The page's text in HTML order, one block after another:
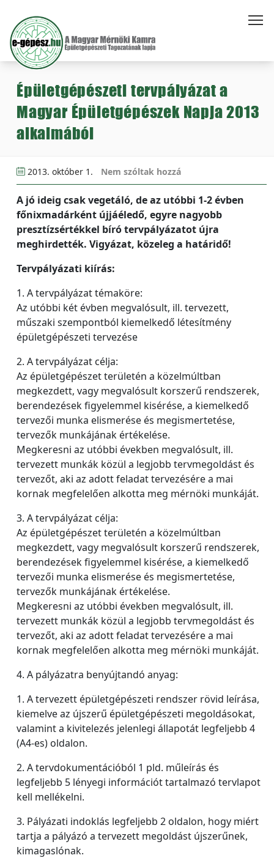
Épületgépészeti tervpályázat a
Magyar Épületgépészek Napja 2013
alkalmából
2013. október 1. Nem szóltak hozzá
A jó ideig csak vegetáló, de az utóbbi 1-2 évben
főnixmadárként újjáéledő, egyre nagyobb
presztízsértékkel bíró tervpályázatot újra
meghirdették. Vigyázat, közeleg a határidő!
Tervpályázati kiírás:
1. A tervpályázat témaköre:
Az utóbbi két évben megvalósult, ill. tervezett,
műszaki szempontból kiemelkedő létesítmény
épületgépészeti tervezése
2. A tervpályázat célja:
Az épületgépészet területén a közelmúltban
megkezdett, vagy megvalósult korszerű rendszerek,
berendezések figyelemmel kisérése, a kiemelkedő
tervezői munka elismerése és megismertetése,
tervezők munkájának értékelése.
Megkeresni az utóbbi években megvalósult, ill.
tervezett munkák közül a legjobb tervmegoldást és
tervezőt, aki az adott feladat tervezésére a mai
kornak megfelelően alkotta meg mérnöki munkáját.
3. A tervpályázat célja:
Az épületgépészet területén a közelmúltban
megkezdett, vagy megvalósult korszerű rendszerek,
berendezések figyelemmel kisérése, a kiemelkedő
tervezői munka elismerése és megismertetése,
tervezők munkájának értékelése.
Megkeresni az utóbbi években megvalósult, ill.
tervezett munkák közül a legjobb tervmegoldást és
tervezőt, aki az adott feladat tervezésére a mai
kornak megfelelően alkotta meg mérnöki munkáját.
4. A pályázatra benyújtandó anyag:
1. A tervezett épületgépészeti rendszer rövid leírása,
kiemelve az újszerű épületgépészeti megoldásokat,
valamint a kivitelezés jelenlegi állapotát legfeljebb 4
(A4-es) oldalon.
2. A tervdokumentációból 1 pld. műleírás és
legfeljebb 5 lényegi információt tartalmazó tervlapot
kell mellékelni.
3. Pályázati indoklás legfeljebb 2 oldalon, hogy miért
tartja a pályázó a tervezett megoldást újszerűnek,
kimagaslónak.